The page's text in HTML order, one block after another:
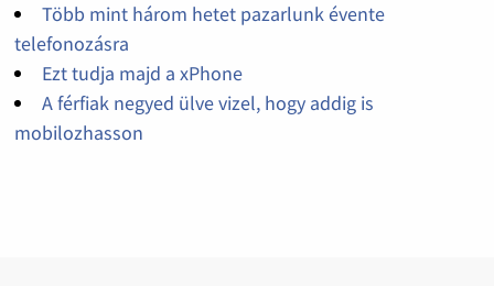
Több mint három hetet pazarlunk évente
telefonozásra
Ezt tudja majd a xPhone
A férfiak negyed ülve vizel, hogy addig is
mobilozhasson